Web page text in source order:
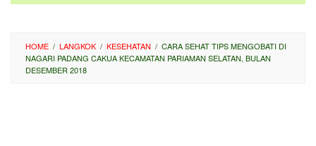
HOME / LANGKOK / KESEHATAN / CARA SEHAT TIPS MENGOBATI DI
NAGARI PADANG CAKUA KECAMATAN PARIAMAN SELATAN, BULAN
DESEMBER 2018